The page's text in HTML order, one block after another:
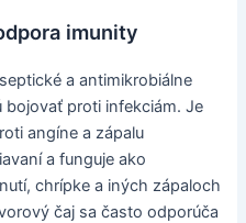
imunity
a antimikrobiálne
proti infekciám. Je
angíne a zápalu
a funguje ako
chrípke a iných zápaloch
čaj sa často odporúča